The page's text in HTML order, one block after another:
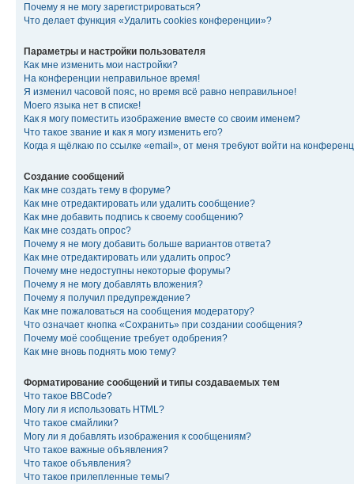
Почему я не могу зарегистрироваться?
Что делает функция «Удалить cookies конференции»?
Параметры и настройки пользователя
Как мне изменить мои настройки?
На конференции неправильное время!
Я изменил часовой пояс, но время всё равно неправильное!
Моего языка нет в списке!
Как я могу поместить изображение вместе со своим именем?
Что такое звание и как я могу изменить его?
Когда я щёлкаю по ссылке «email», от меня требуют войти на
Создание сообщений
Как мне создать тему в форуме?
Как мне отредактировать или удалить сообщение?
Как мне добавить подпись к своему сообщению?
Как мне создать опрос?
Почему я не могу добавить больше вариантов ответа?
Как мне отредактировать или удалить опрос?
Почему мне недоступны некоторые форумы?
Почему я не могу добавлять вложения?
Почему я получил предупреждение?
Как мне пожаловаться на сообщения модератору?
Что означает кнопка «Сохранить» при создании сообщения?
Почему моё сообщение требует одобрения?
Как мне вновь поднять мою тему?
Форматирование сообщений и типы создаваемых тем
Что такое BBCode?
Могу ли я использовать HTML?
Что такое смайлики?
Могу ли я добавлять изображения к сообщениям?
Что такое важные объявления?
Что такое объявления?
Что такое прилепленные темы?